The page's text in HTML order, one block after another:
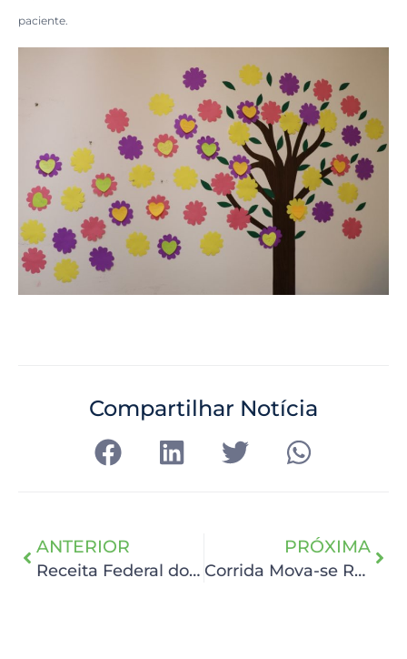
paciente.
Compartilhar Notícia
ANTERIOR
Receita Federal doa consultório móvel odontológico para o HCP
PRÓXIMA
Corrida Mova-se Running Recife alerta para o Outubro Rosa e inaugura nova fase dos eventos de rua